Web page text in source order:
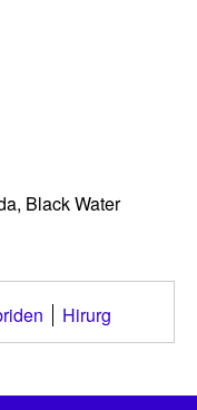
Black Water
Hirurg